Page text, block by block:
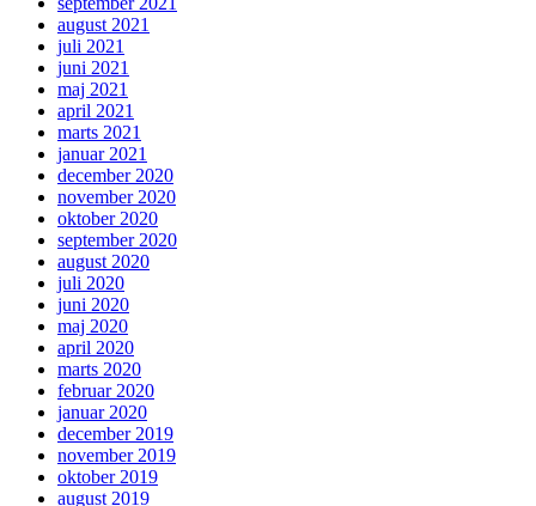
august 2021
juli 2021
juni 2021
maj 2021
april 2021
marts 2021
januar 2021
december 2020
november 2020
oktober 2020
september 2020
august 2020
juli 2020
juni 2020
maj 2020
april 2020
marts 2020
februar 2020
januar 2020
december 2019
november 2019
oktober 2019
august 2019